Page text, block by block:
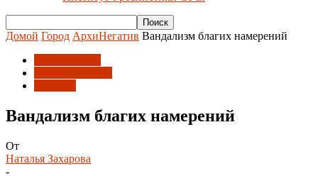
Домой Город АрхиНегатив Вандализм благих намерений
Вандализм благих намерений
От
Наталья Захарова
-